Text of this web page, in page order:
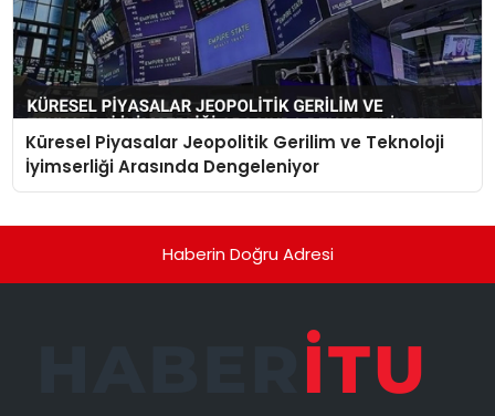
Küresel Piyasalar Jeopolitik Gerilim ve Teknoloji
İyimserliği Arasında Dengeleniyor
Haberin Doğru Adresi